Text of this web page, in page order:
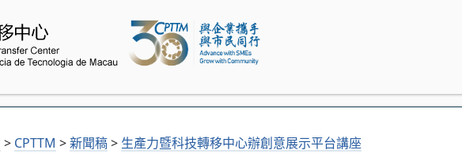
> CPTTM >新聞稿> 生產力暨科技轉移中心辦創意展示平台講座